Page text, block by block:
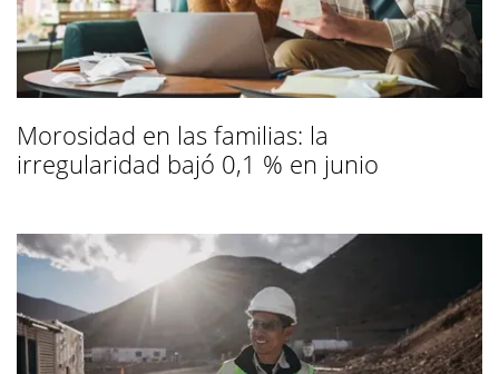
Morosidad en las familias: la
irregularidad bajó 0,1 % en junio